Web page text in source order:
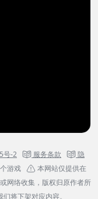
号-2 服务条款
隐
游戏
本网站仅提供在
网络收集，版权归原作者所
们将下架对应内容。